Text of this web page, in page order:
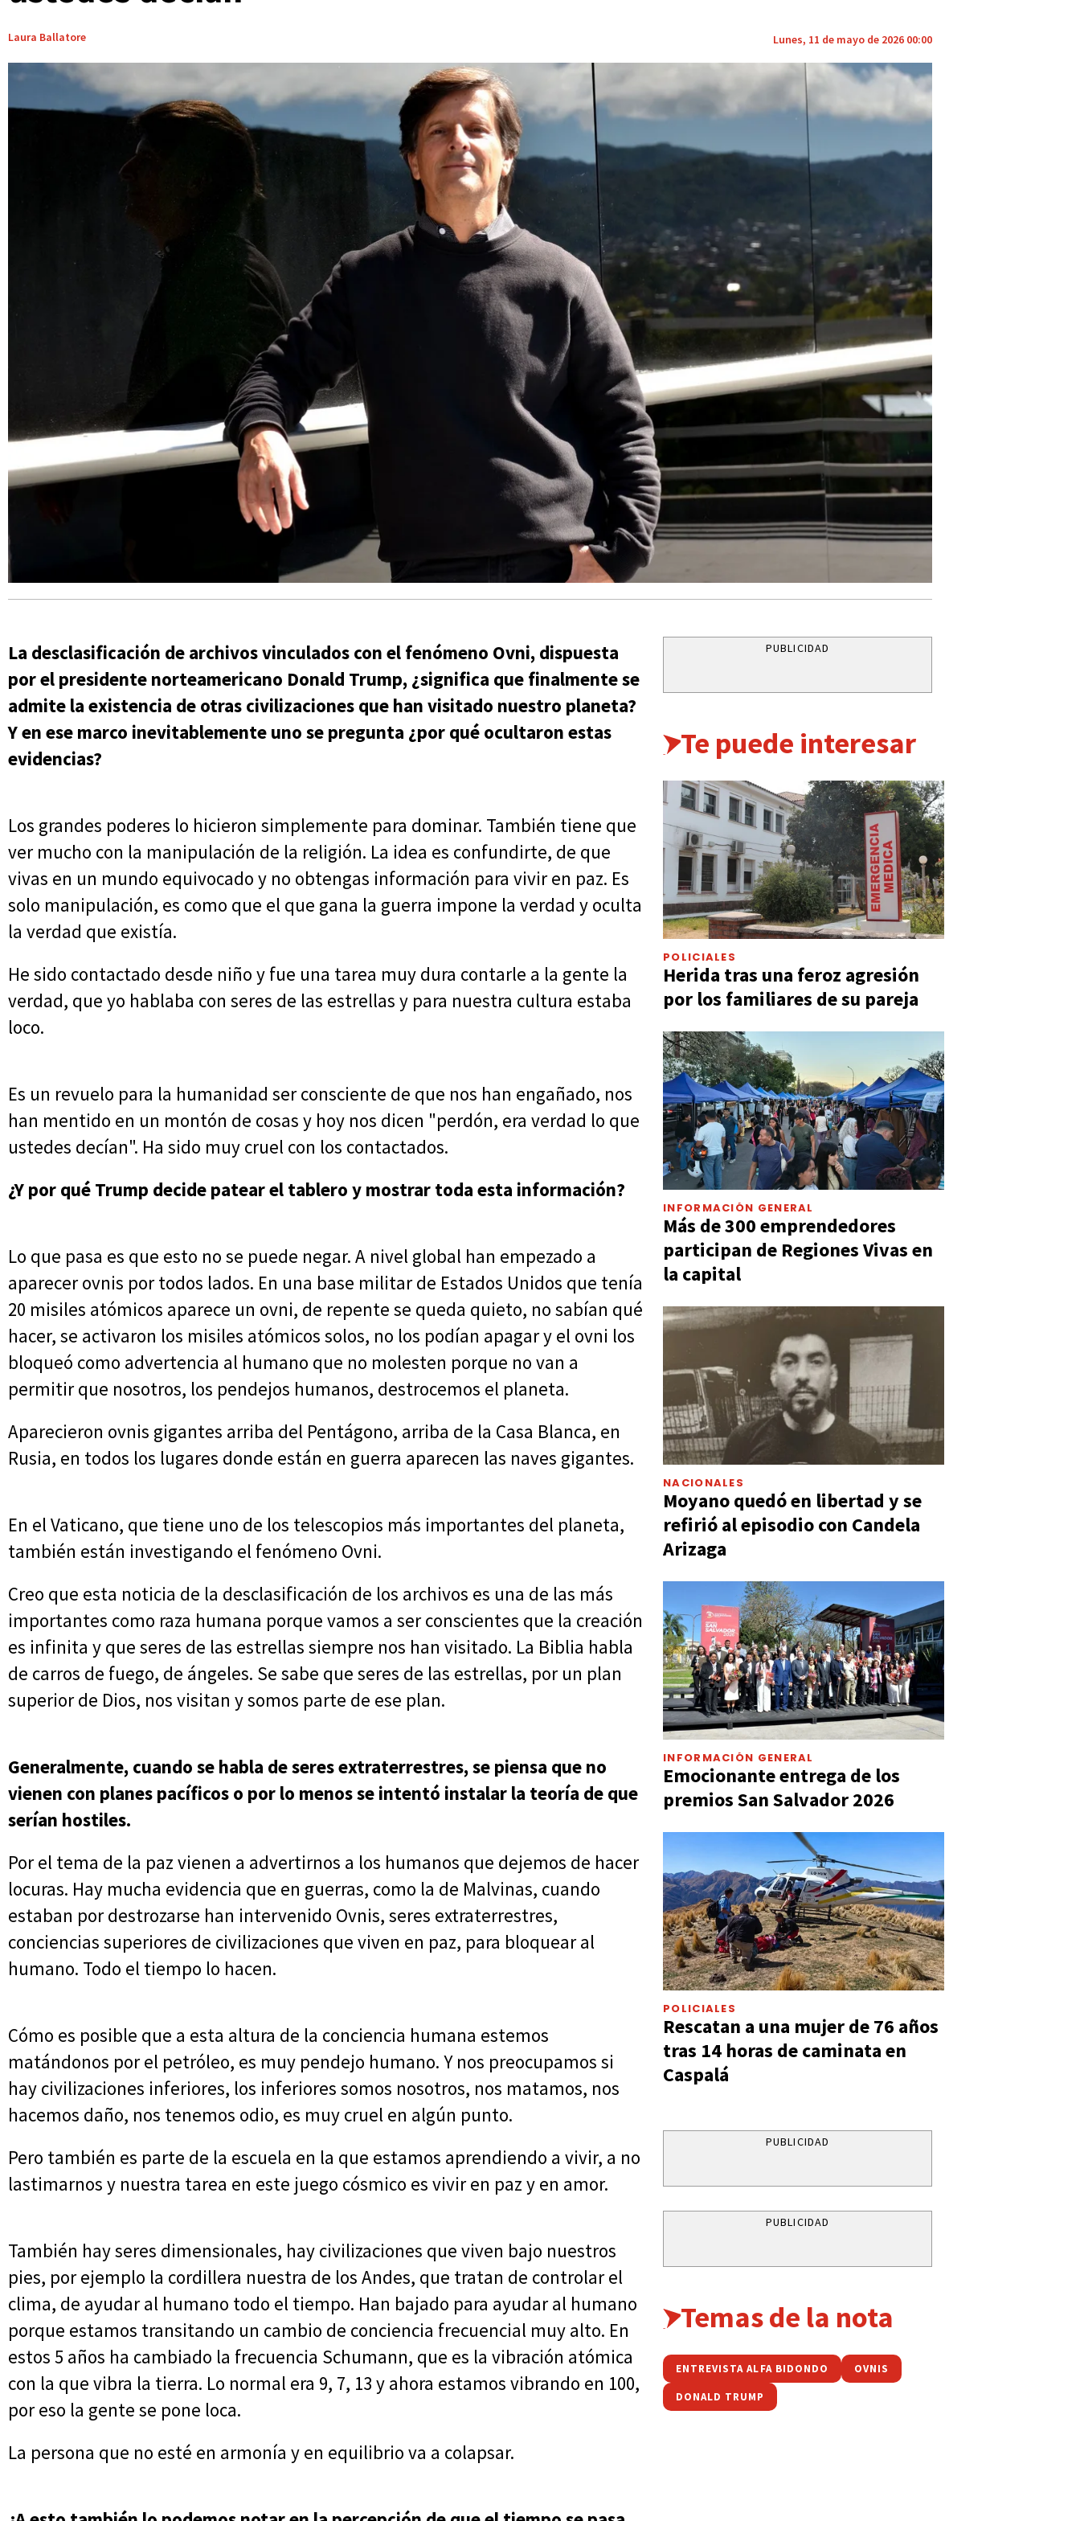
Laura Ballatore Lunes, 11 de mayo de 2026 00:00
La desclasificación de archivos vinculados con el fenómeno Ovni, dispuesta
por el presidente norteamericano Donald Trump, ¿significa que finalmente se
admite la existencia de otras civilizaciones que han visitado nuestro planeta?
Y en ese marco inevitablemente uno se pregunta ¿por qué ocultaron estas
evidencias?
Los grandes poderes lo hicieron simplemente para dominar. También tiene que
ver mucho con la manipulación de la religión. La idea es confundirte, de que
vivas en un mundo equivocado y no obtengas información para vivir en paz. Es
solo manipulación, es como que el que gana la guerra impone la verdad y oculta
la verdad que existía.
He sido contactado desde niño y fue una tarea muy dura contarle a la gente la
verdad, que yo hablaba con seres de las estrellas y para nuestra cultura estaba
loco.
Es un revuelo para la humanidad ser consciente de que nos han engañado, nos
han mentido en un montón de cosas y hoy nos dicen "perdón, era verdad lo que
ustedes decían". Ha sido muy cruel con los contactados.
¿Y por qué Trump decide patear el tablero y mostrar toda esta información?
Lo que pasa es que esto no se puede negar. A nivel global han empezado a
aparecer ovnis por todos lados. En una base militar de Estados Unidos que tenía
20 misiles atómicos aparece un ovni, de repente se queda quieto, no sabían qué
hacer, se activaron los misiles atómicos solos, no los podían apagar y el ovni los
bloqueó como advertencia al humano que no molesten porque no van a
permitir que nosotros, los pendejos humanos, destrocemos el planeta.
Aparecieron ovnis gigantes arriba del Pentágono, arriba de la Casa Blanca, en
Rusia, en todos los lugares donde están en guerra aparecen las naves gigantes.
En el Vaticano, que tiene uno de los telescopios más importantes del planeta,
también están investigando el fenómeno Ovni.
Creo que esta noticia de la desclasificación de los archivos es una de las más
importantes como raza humana porque vamos a ser conscientes que la creación
es infinita y que seres de las estrellas siempre nos han visitado. La Biblia habla
de carros de fuego, de ángeles. Se sabe que seres de las estrellas, por un plan
superior de Dios, nos visitan y somos parte de ese plan.
Generalmente, cuando se habla de seres extraterrestres, se piensa que no
vienen con planes pacíficos o por lo menos se intentó instalar la teoría de que
serían hostiles.
Por el tema de la paz vienen a advertirnos a los humanos que dejemos de hacer
locuras. Hay mucha evidencia que en guerras, como la de Malvinas, cuando
estaban por destrozarse han intervenido Ovnis, seres extraterrestres,
conciencias superiores de civilizaciones que viven en paz, para bloquear al
humano. Todo el tiempo lo hacen.
Cómo es posible que a esta altura de la conciencia humana estemos
matándonos por el petróleo, es muy pendejo humano. Y nos preocupamos si
hay civilizaciones inferiores, los inferiores somos nosotros, nos matamos, nos
hacemos daño, nos tenemos odio, es muy cruel en algún punto.
Pero también es parte de la escuela en la que estamos aprendiendo a vivir, a no
lastimarnos y nuestra tarea en este juego cósmico es vivir en paz y en amor.
También hay seres dimensionales, hay civilizaciones que viven bajo nuestros
pies, por ejemplo la cordillera nuestra de los Andes, que tratan de controlar el
clima, de ayudar al humano todo el tiempo. Han bajado para ayudar al humano
porque estamos transitando un cambio de conciencia frecuencial muy alto. En
estos 5 años ha cambiado la frecuencia Schumann, que es la vibración atómica
con la que vibra la tierra. Lo normal era 9, 7, 13 y ahora estamos vibrando en 100,
por eso la gente se pone loca.
La persona que no esté en armonía y en equilibrio va a colapsar.
PUBLICIDAD
Te puede interesar
POLICIALES
Herida tras una feroz agresión
por los familiares de su pareja
INFORMACIÓN GENERAL
Más de 300 emprendedores
participan de Regiones Vivas en
la capital
NACIONALES
Moyano quedó en libertad y se
refirió al episodio con Candela
Arizaga
INFORMACIÓN GENERAL
Emocionante entrega de los
premios San Salvador 2026
POLICIALES
Rescatan a una mujer de 76 años
tras 14 horas de caminata en
Caspalá
PUBLICIDAD
PUBLICIDAD
Temas de la nota
ENTREVISTA ALFA BIDONDO OVNIS
DONALD TRUMP